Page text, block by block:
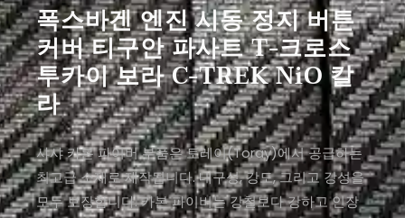
폭스바겐 엔진 시동 정지 버튼
커버 티구안 파사트 T-크로스
투카이 보라 C-TREK NiO 칼
라
샤샤 카본 파이버 부품은 토레이(Toray)에서 공급하는
최고급 소재로 제작됩니다. 내구성, 강도, 그리고 강성을
모두 보장합니다. 카본 파이버는 강철보다 강하고 인장